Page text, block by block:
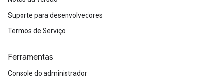
Suporte para desenvolvedores
Termos de Serviço
Ferramentas
Console do administrador